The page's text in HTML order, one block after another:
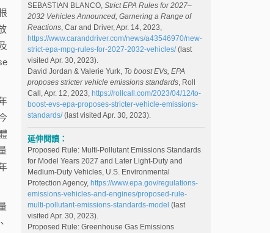
SEBASTIAN BLANCO, Strict EPA Rules for 2027–
2032 Vehicles Announced, Garnering a Range of
Reactions, Car and Driver, Apr. 14, 2023,
https://www.caranddriver.com/news/a43546970/new-
strict-epa-mpg-rules-for-2027-2032-vehicles/(last
visited Apr. 30, 2023).
David Jordan & Valerie Yurk, To boost EVs, EPA
proposes stricter vehicle emissions standards, Roll
Call, Apr. 12, 2023, https://rollcall.com/2023/04/12/to-
boost-evs-epa-proposes-stricter-vehicle-emissions-
standards/(last visited Apr. 30, 2023).
延伸閱讀：
Proposed Rule: Multi-Pollutant Emissions Standards
for Model Years 2027 and Later Light-Duty and
Medium-Duty Vehicles, U.S. Environmental
Protection Agency, https://www.epa.gov/regulations-
emissions-vehicles-and-engines/proposed-rule-
multi-pollutant-emissions-standards-model (last
visited Apr. 30, 2023).
Proposed Rule: Greenhouse Gas Emissions